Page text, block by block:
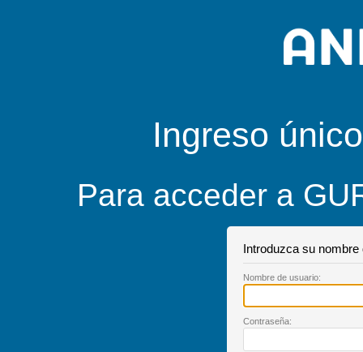
Ingreso
Para acceder a
Introduzca su
Nombre de usuario:
Contraseña: